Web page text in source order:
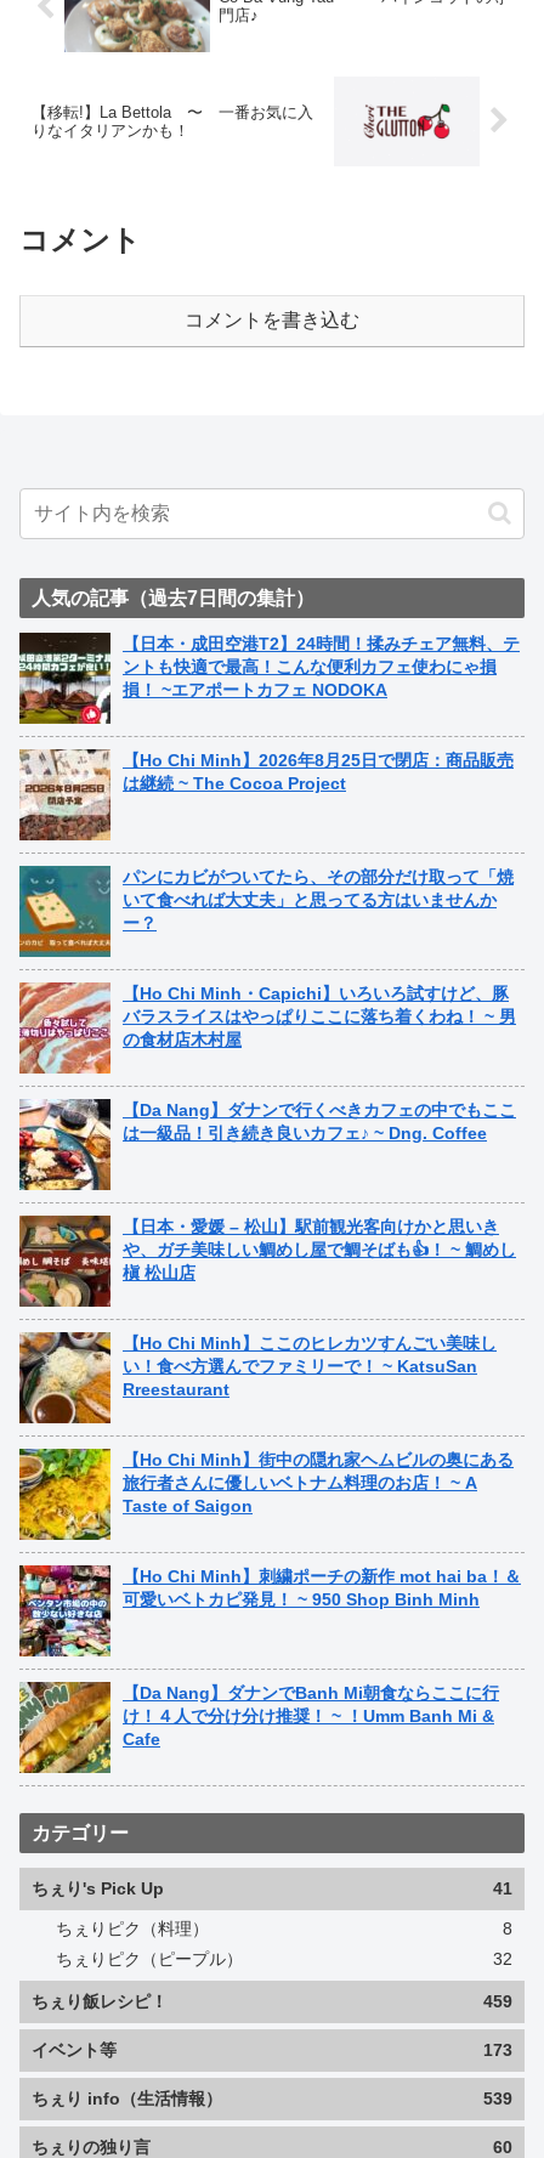
門店♪
【移転!】La Bettola 〜 一番お気に入
りなイタリアンかも！
コメント
コメントを書き込む
人気の記事（過去7日間の集計）
【日本・成田空港T2】24時間！揉みチェア無料、テ
ントも快適で最高！こんな便利カフェ使わにゃ損
損！ ~エアポートカフェ NODOKA
【Ho Chi Minh】2026年8月25日で閉店：商品販売
は継続 ~ The Cocoa Project
パンにカビがついてたら、その部分だけ取って「焼
いて食べれば大丈夫」と思ってる方はいませんか
ー？
【Ho Chi Minh・Capichi】いろいろ試すけど、豚
バラスライスはやっぱりここに落ち着くわね！ ~ 男
の食材店木村屋
【Da Nang】ダナンで行くべきカフェの中でもここ
は一級品！引き続き良いカフェ♪ ~ Dng. Coffee
【日本・愛媛 – 松山】駅前観光客向けかと思いき
や、ガチ美味しい鯛めし屋で鯛そばも👍！ ~ 鯛めし
槇 松山店
【Ho Chi Minh】ここのヒレカツすんごい美味し
い！食べ方選んでファミリーで！ ~ KatsuSan
Rreestaurant
【Ho Chi Minh】街中の隠れ家ヘムビルの奥にある
旅行者さんに優しいベトナム料理のお店！ ~ A
Taste of Saigon
【Ho Chi Minh】刺繍ポーチの新作 mot hai ba！＆
可愛いベトカピ発見！ ~ 950 Shop Binh Minh
【Da Nang】ダナンでBanh Mi朝食ならここに行
け！４人で分け分け推奨！ ~ ！Umm Banh Mi &
Cafe
カテゴリー
ちぇり's Pick Up 41
ちぇりピク（料理）
8
ちぇりピク（ピープル）
32
ちぇり飯レシピ！ 459
イベント等 173
ちぇり info（生活情報） 539
ちぇりの独り言 60